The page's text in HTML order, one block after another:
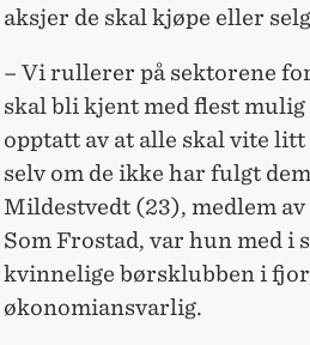
aksjer de skal kjøpe eller
– Vi rullerer på sektorene
skal bli kjent med flest
opptatt av at alle skal vite
selv om de ikke har fulgt
Mildestvedt (23), medlem
Som Frostad, var hun med i
kvinnelige børsklubben i
økonomiansvarlig.